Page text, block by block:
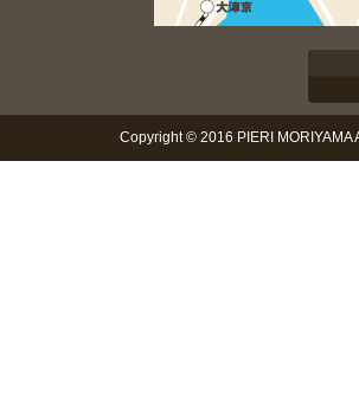
Copyright © 2016 PIERI MORIYAMA